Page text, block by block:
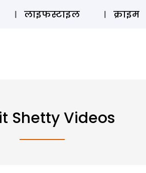
लाइफस्टाइल क्राइम
Shetty Videos